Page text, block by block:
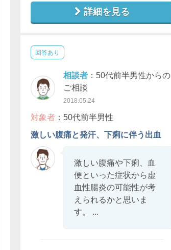
詳細を見る
回答あり
相談者：50代前半男性からの
ご相談
2018.05.24
対象者：50代前半男性
激しい腹痛と発汗、下痢に伴う出血
激しい腹痛や下痢、血
便といった症状から虚
血性腸炎の可能性が考
えられるかと思いま
す。 ...